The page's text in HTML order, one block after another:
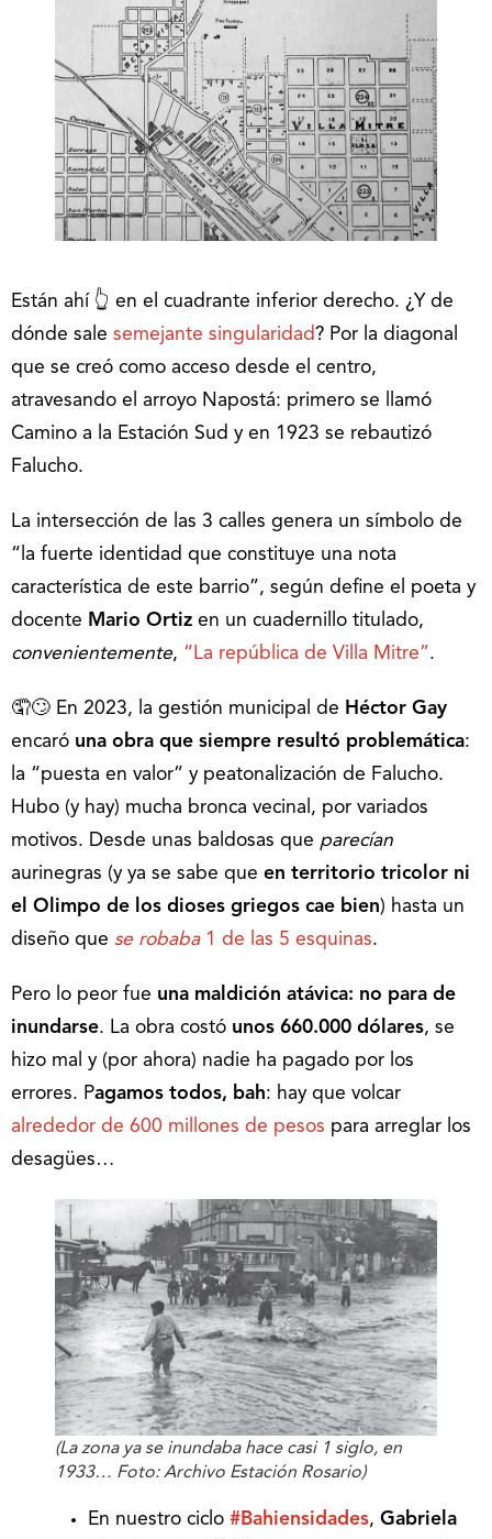
Están ahí 👆 en el cuadrante inferior derecho. ¿Y de
dónde sale semejante singularidad? Por la diagonal
que se creó como acceso desde el centro,
atravesando el arroyo Napostá: primero se llamó
Camino a la Estación Sud y en 1923 se rebautizó
Falucho.
La intersección de las 3 calles genera un símbolo de
“la fuerte identidad que constituye una nota
característica de este barrio”, según define el poeta y
docente Mario Ortiz en un cuadernillo titulado,
convenientemente, “La república de Villa Mitre”.
🤦🙄 En 2023, la gestión municipal de Héctor Gay
encaró una obra que siempre resultó problemática:
la “puesta en valor” y peatonalización de Falucho.
Hubo (y hay) mucha bronca vecinal, por variados
motivos. Desde unas baldosas que parecían
aurinegras (y ya se sabe que en territorio tricolor ni
el Olimpo de los dioses griegos cae bien) hasta un
diseño que se robaba1 de las 5 esquinas.
Pero lo peor fue una maldición atávica: no para de
inundarse. La obra costó unos 660.000 dólares, se
hizo mal y (por ahora) nadie ha pagado por los
errores. Pagamos todos, bah: hay que volcar
alrededor de 600 millones de pesos para arreglar los
desagües…
(La zona ya se inundaba hace casi 1 siglo, en
1933… Foto: Archivo Estación Rosario)
En nuestro ciclo #Bahiensidades, Gabriela